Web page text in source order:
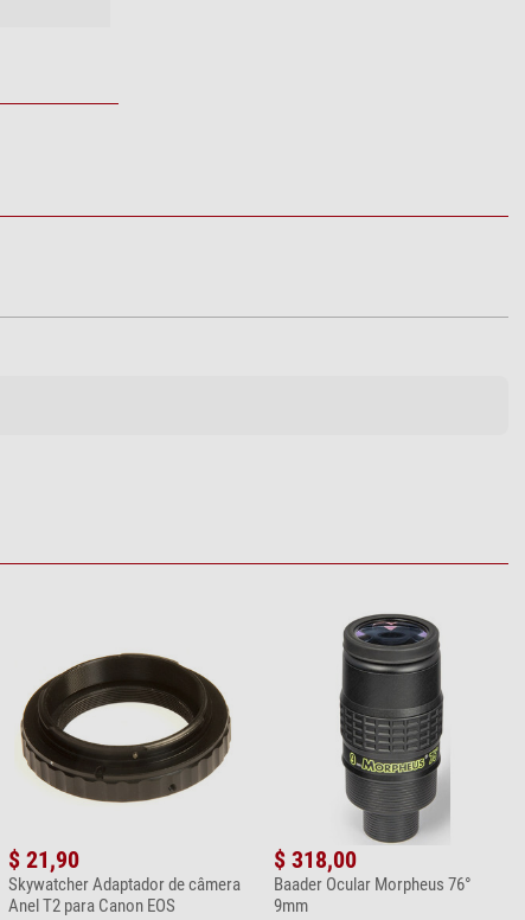
$ 21,90
Skywatcher Adaptador de câmera
Anel T2 para Canon EOS
$ 318,00
Baader Ocular Morpheus 76°
9mm